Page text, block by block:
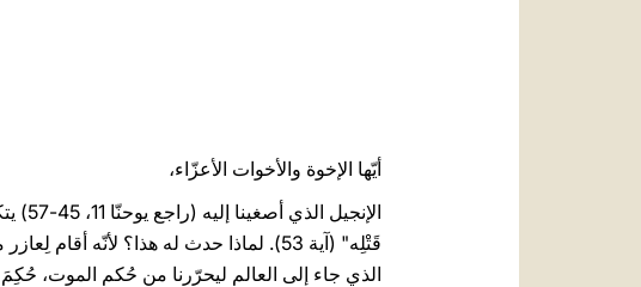
أيّها الإخوة والأخوات الأعزّاء،
قَتْلِه" (آية 53). لماذا حدث له هذا؟
الذي جاء إلى العالم ليحرّرنا من حُكمِ الموت،